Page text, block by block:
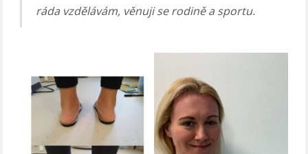
ráda vzdělávám, věnuji se rodině a sportu.